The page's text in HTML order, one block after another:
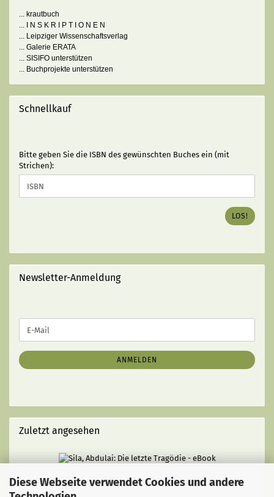
Diese Webseite verwendet Cookies und andere
... krautbuch
... I N S K R I P T I O N E N
... Leipziger Wissenschaftsverlag
... Galerie ERATA
... SISIFO unterstützen
... Buchprojekte unterstützen
Schnellkauf
BITTE
GEBEN
SIE
DIE
ISBN
(MIT
STRICHEN):
Bitte geben Sie die ISBN des gewünschten Buches ein (mit
Strichen):
LOS!
Newsletter-Anmeldung
ZUR
ANMELDUNG
E-
Mail
ANMELDEN
Zuletzt angesehen
Sila, Abdulai: Die letzte Tragödie - eBook